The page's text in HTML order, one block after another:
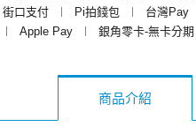
街口支付 ︱ Pi拍錢包 ︱ 台灣Pay
︱ Apple Pay ︱ 銀角零卡-無卡分期
商品介紹